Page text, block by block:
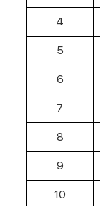
4
5
6
7
8
9
10